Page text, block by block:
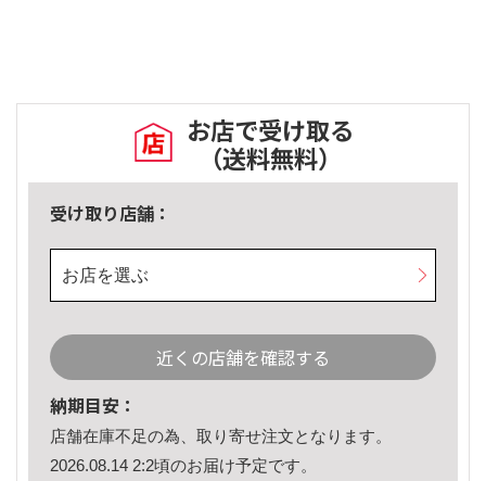
お店で受け取る
（送料無料）
受け取り店舗：
お店を選ぶ
近くの店舗を確認する
納期目安：
店舗在庫不足の為、取り寄せ注文となります。
2026.08.14 2:2頃のお届け予定です。